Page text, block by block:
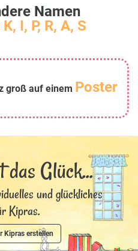
Namen
I, P, R, A, S
groß auf einem Poster
das Glück...
und glückliches
Kipras.
Kipras erstellen